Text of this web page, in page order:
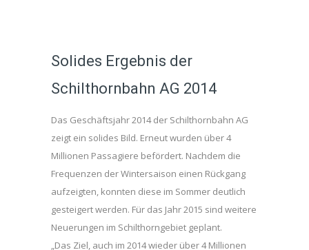
Solides Ergebnis der
Schilthornbahn AG 2014
Das Geschäftsjahr 2014 der Schilthornbahn AG
zeigt ein solides Bild. Erneut wurden über 4
Millionen Passagiere befördert. Nachdem die
Frequenzen der Wintersaison einen Rückgang
aufzeigten, konnten diese im Sommer deutlich
gesteigert werden. Für das Jahr 2015 sind weitere
Neuerungen im Schilthorngebiet geplant.
„Das Ziel, auch im 2014 wieder über 4 Millionen